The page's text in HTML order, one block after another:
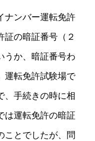
ナンバー運転免許
証の暗証番号（２
うか、暗証番号わ
運転免許試験場で
、手続きの時に相
は運転免許の暗証
ことでしたが、問